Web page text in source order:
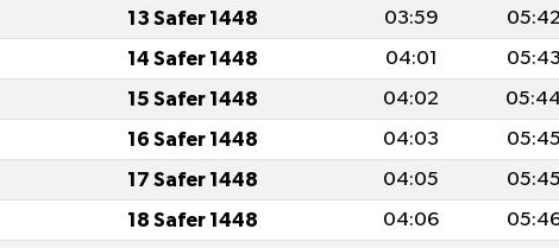
13 Safer 1448 03:59 05:42
14 Safer 1448 04:01 05:43
15 Safer 1448 04:02 05:44
16 Safer 1448 04:03 05:45
17 Safer 1448 04:05 05:45
18 Safer 1448 04:06